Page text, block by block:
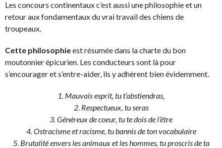
Les concours continentaux c’est aussi une philosophie et un
retour aux fondamentaux du vrai travail des chiens de
troupeaux.
Cette philosophieest résumée dans la charte du bon
moutonnier épicurien. Les conducteurs sont là pour
s’encourager et s’entre-aider, ils y adhèrent bien évidemment.
1. Mauvais esprit, tu t’abstiendras,
2. Respectueux, tu seras
3. Généreux de coeur, tu te dois de l’être
4. Ostracisme et racisme, tu bannis de ton vocabulaire
5. Brutalité envers les animaux et les hommes, tu proscris de ta